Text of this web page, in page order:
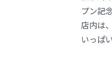
プン記
店内は
いっぱ